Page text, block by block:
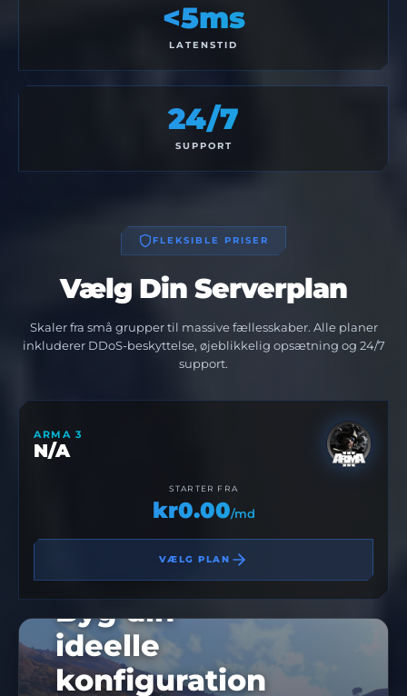
<5ms
LATENSTID
24/7
SUPPORT
FLEKSIBLE PRISER
Vælg Din Serverplan
Skaler fra små grupper til massive fællesskaber. Alle planer
inkluderer DDoS-beskyttelse, øjeblikkelig opsætning og 24/7
support.
ARMA 3
N/A
STARTER FRA
kr0.00/md
VÆLG PLAN
Byg din
ideelle
konfiguration